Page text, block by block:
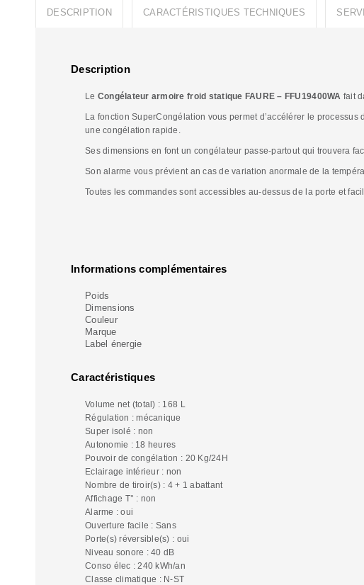
DESCRIPTION CARACTÉRISTIQUES TECHNIQUES
Description
Le Congélateur armoire froid statique FAURE – FFU19400WA fait
La fonction SuperCongélation vous permet d’accélérer le
une congélation rapide.
Ses dimensions en font un congélateur passe-partout qui trouvera
Son alarme vous prévient an cas de variation anormale de la
Toutes les commandes sont accessibles au-dessus de la porte et
Informations complémentaires
Poids
Dimensions
Couleur
Marque
Label énergie
Caractéristiques
Volume net (total) : 168 L
Régulation : mécanique
Super isolé : non
Autonomie : 18 heures
Pouvoir de congélation : 20 Kg/24H
Eclairage intérieur : non
Nombre de tiroir(s) : 4 + 1 abattant
Affichage T° : non
Alarme : oui
Ouverture facile : Sans
Porte(s) réversible(s) : oui
Niveau sonore : 40 dB
Conso élec : 240 kWh/an
Classe climatique : N-ST